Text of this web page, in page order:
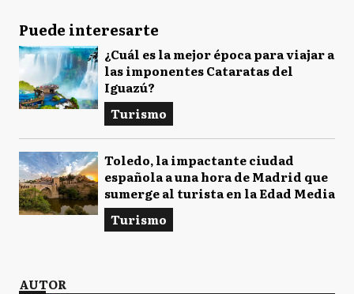
Puede interesarte
¿Cuál es la mejor época para viajar a
las imponentes Cataratas del
Iguazú?
Turismo
Toledo, la impactante ciudad
española a una hora de Madrid que
sumerge al turista en la Edad Media
Turismo
AUTOR